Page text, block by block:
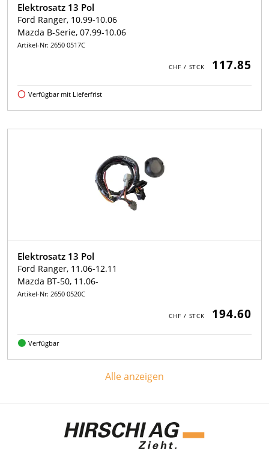
Elektrosatz 13 Pol
Ford Ranger, 10.99-10.06
Mazda B-Serie, 07.99-10.06
Artikel-Nr: 2650 0517C
117.85
Verfügbar mit Lieferfrist
Elektrosatz 13 Pol
Ford Ranger, 11.06-12.11
Mazda BT-50, 11.06-
Artikel-Nr: 2650 0520C
194.60
Verfügbar
Alle anzeigen